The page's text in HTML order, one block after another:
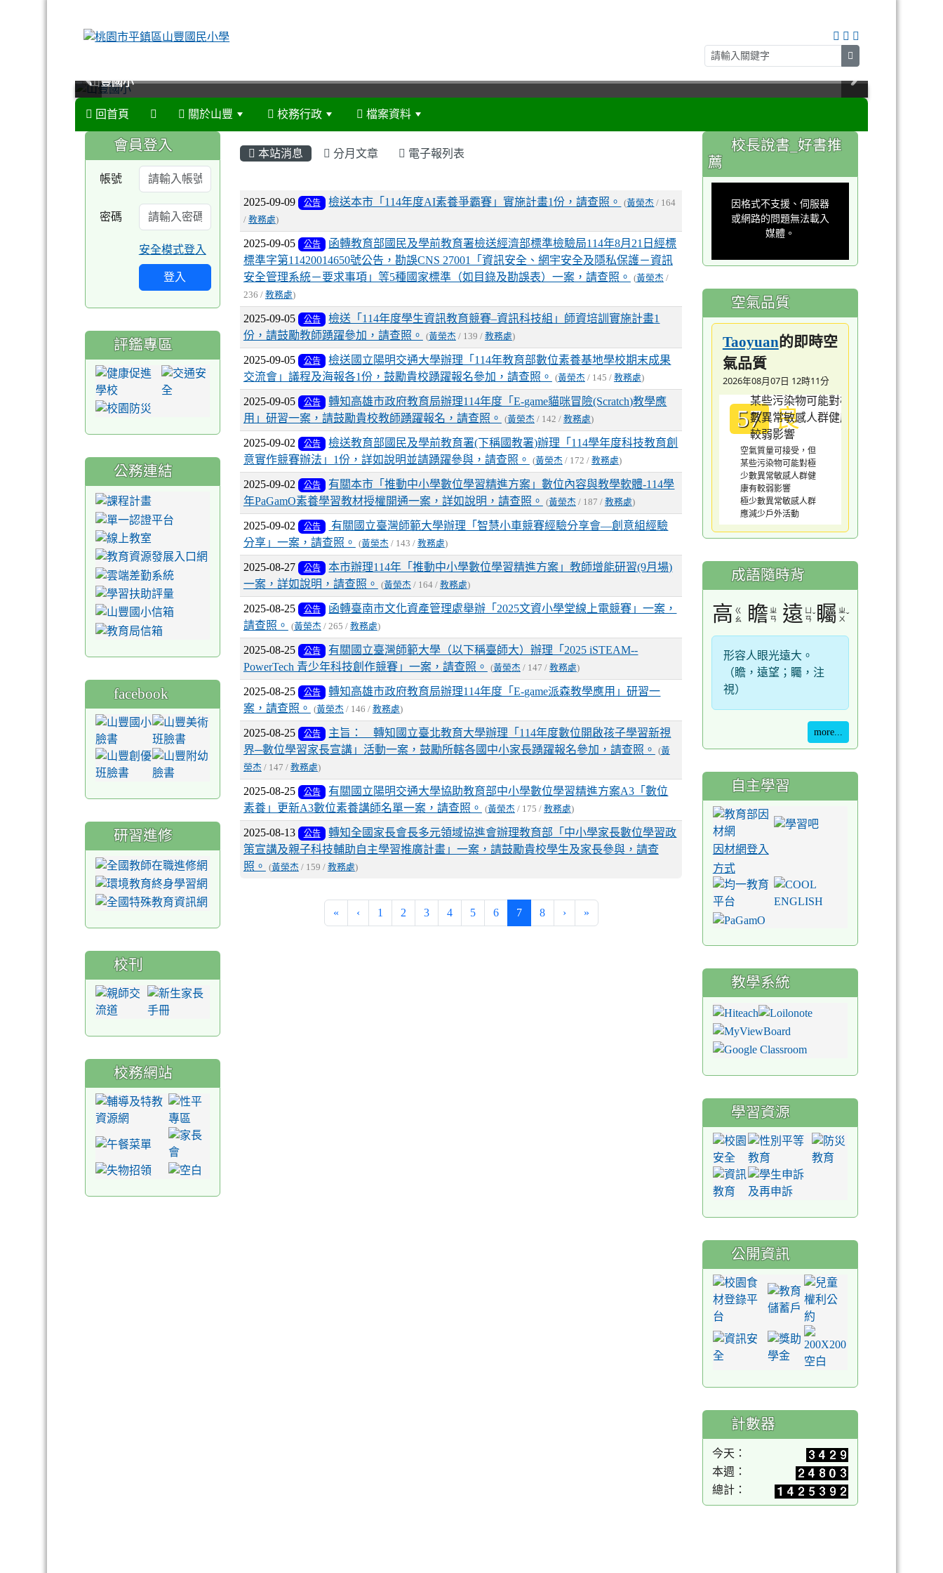
search
山豐國小
山豐國小
山豐國小
山豐國小
回首頁 關於山豐 校務行政 檔案資料
本站消息 分月文章 電子報列表
文章列表
2025-09-09 公告 檢送本市「114年度AI素養爭霸賽」實施計畫1份，請查照。 (黃榮杰 / 164
/ 教務處)
2025-09-05 公告
函轉教育部國民及學前教育署檢送經濟部標準檢驗局114年8月21日經標
標準字第11420014650號公告，勘誤CNS 27001「資訊安全、網宇安全及隱私保護－資訊
安全管理系統－要求事項」等5種國家標準（如目錄及勘誤表）一案，請查照。
(黃榮杰 /
236 / 教務處)
2025-09-05 公告
檢送「114年度學生資訊教育競賽–資訊科技組」師資培訓實施計畫1
份，請鼓勵教師踴躍參加，請查照。
(黃榮杰 / 139 / 教務處)
2025-09-05 公告
檢送國立陽明交通大學辦理「114年教育部數位素養基地學校期末成果
交流會」議程及海報各1份，鼓勵貴校踴躍報名參加，請查照。
(黃榮杰 / 145 / 教務處)
2025-09-05 公告
轉知高雄市政府教育局辦理114年度「E-game貓咪冒險(Scratch)教學應
用」研習一案，請鼓勵貴校教師踴躍報名，請查照。
(黃榮杰 / 142 / 教務處)
2025-09-02 公告
檢送教育部國民及學前教育署(下稱國教署)辦理「114學年度科技教育創
意實作競賽辦法」1份，詳如說明並請踴躍參與，請查照。
(黃榮杰 / 172 / 教務處)
2025-09-02 公告
有關本市「推動中小學數位學習精進方案」數位內容與教學軟體-114學
年PaGamO素養學習教材授權開通一案，詳如說明，請查照。
(黃榮杰 / 187 / 教務處)
2025-09-02 公告
有關國立臺灣師範大學辦理「智慧小車競賽經驗分享會—創意組經驗
分享」一案，請查照。
(黃榮杰 / 143 / 教務處)
2025-08-27 公告
本市辦理114年「推動中小學數位學習精進方案」教師增能研習(9月場)
一案，詳如說明，請查照。
(黃榮杰 / 164 / 教務處)
2025-08-25 公告
函轉臺南市文化資產管理處舉辦「2025文資小學堂線上電競賽」一案，
請查照。
(黃榮杰 / 265 / 教務處)
2025-08-25 公告
有關國立臺灣師範大學（以下稱臺師大）辦理「2025 iSTEAM--
PowerTech 青少年科技創作競賽」一案，請查照。
(黃榮杰 / 147 / 教務處)
2025-08-25 公告
轉知高雄市政府教育局辦理114年度「E-game派森教學應用」研習一
案，請查照。
(黃榮杰 / 146 / 教務處)
2025-08-25 公告
主旨： 轉知國立臺北教育大學辦理「114年度數位開啟孩子學習新視
界─數位學習家長宣講」活動一案，鼓勵所轄各國中小家長踴躍報名參加，請查照。
(黃
榮杰 / 147 / 教務處)
2025-08-25 公告
有關國立陽明交通大學協助教育部中小學數位學習精進方案A3「數位
素養」更新A3數位素養講師名單一案，請查照。
(黃榮杰 / 175 / 教務處)
2025-08-13 公告
轉知全國家長會長多元領域協進會辦理教育部「中小學家長數位學習政
策宣講及親子科技輔助自主學習推廣計畫」一案，請鼓勵貴校學生及家長參與，請查
照。
(黃榮杰 / 159 / 教務處)
« ‹ 1 2 3 4 5 6 7(current)
8 › »
:::
會員登入
帳號
密碼
安全模式登入
登入
評鑑專區
公務連結
facebook
研習進修
校刊
校務網站
:::
校長說書_好書推
薦
window.
因格式不支援、伺服器
或網路的問題無法載入
媒體。
空氣品質
Taoyuan的即時空
氣品質
2026年08月07日 12時11分
57 良
空氣質量可接受，但
某些污染物可能對極
少數異常敏感人群健
康有較弱影響
極少數異常敏感人群
應減少戶外活動
成語隨時背
高 ㄍ
ㄠ
瞻 ㄓ
ㄢ
遠 ㄩ
ㄢˇ 矚 ㄓ
ㄨˇ
形容人眼光遠大。
（瞻，遠望；矚，注
視）
more...
自主學習
因材網登入
方式
教學系統
學習資源
公開資訊
計數器
今天：
本週：
總計：